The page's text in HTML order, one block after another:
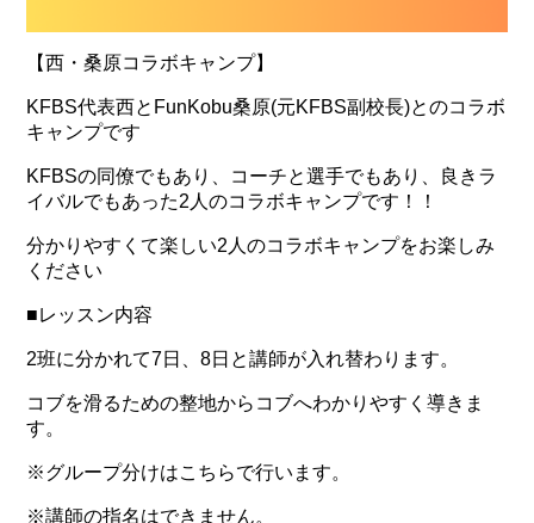
【西・桑原コラボキャンプ】
KFBS代表西とFunKobu桑原(元KFBS副校長)とのコラボ
キャンプです
KFBSの同僚でもあり、コーチと選手でもあり、良きラ
イバルでもあった2人のコラボキャンプです！！
分かりやすくて楽しい2人のコラボキャンプをお楽しみ
ください
■レッスン内容
2班に分かれて7日、8日と講師が入れ替わります。
コブを滑るための整地からコブへわかりやすく導きま
す。
※グループ分けはこちらで行います。
※講師の指名はできません。